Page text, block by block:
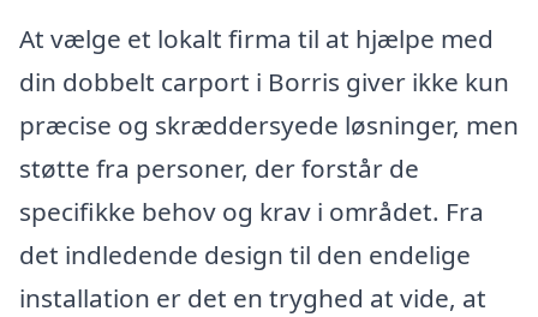
At vælge et lokalt firma til at hjælpe med
din dobbelt carport i Borris giver ikke kun
præcise og skræddersyede løsninger, men
støtte fra personer, der forstår de
specifikke behov og krav i området. Fra
det indledende design til den endelige
installation er det en tryghed at vide, at